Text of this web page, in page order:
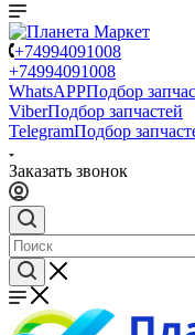
+74994091008
+74994091008
WhatsAPPПодбор
ViberПодбор запчастей
TelegramПодбор
Заказать звонок